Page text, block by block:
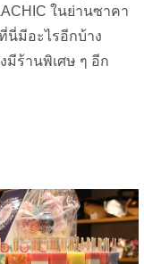
ในย่านซาคา
นี่มีอะไรอีกบ้าง
ร้านพิเศษ ๆ อีก